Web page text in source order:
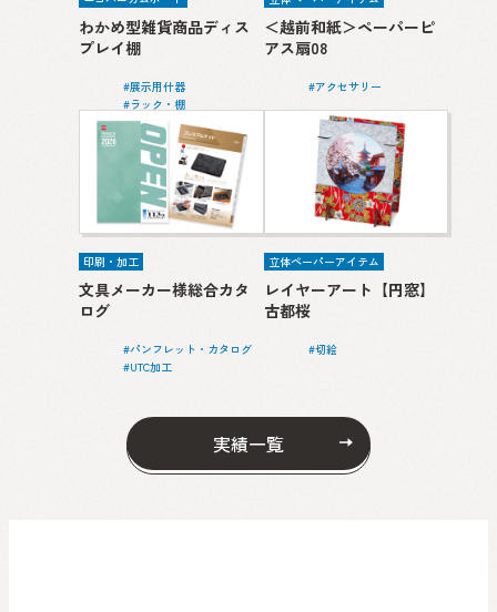
わかめ型雑貨商品ディス
プレイ棚
展示用什器
ラック・棚
＜越前和紙＞ペーパーピ
アス扇08
アクセサリー
印刷・加工
文具メーカー様総合カタ
ログ
パンフレット・カタログ
UTC加工
立体ペーパーアイテム
レイヤーアート【円窓】
古都桜
切絵
実績一覧